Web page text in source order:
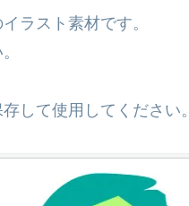
ラスト素材です。
して使用してください。